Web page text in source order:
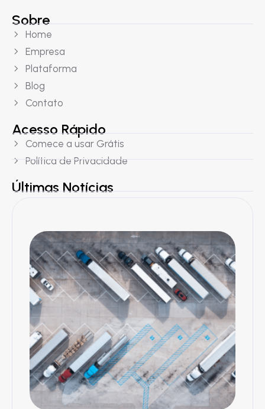
Sobre
Home
Empresa
Plataforma
Blog
Contato
Acesso Rápido
Comece a usar Grátis
Política de Privacidade
Últimas Notícias